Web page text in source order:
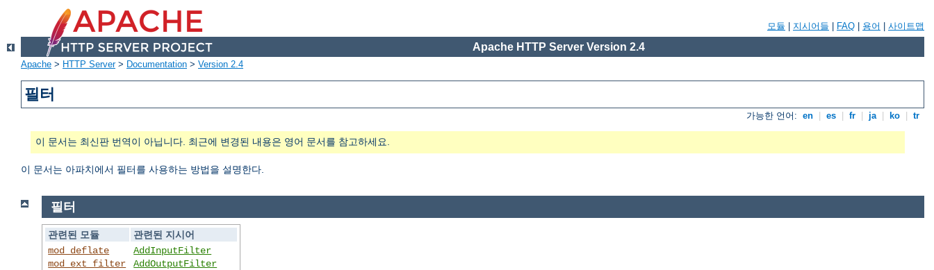
모듈 지시어들 FAQ 용어 사이트맵
Apache HTTP Server Version 2.4
Apache > HTTP Server> Documentation > Version 2.4
필터
가능한 언어: en es fr ja ko tr
이 문서는 최신판 번역이 아닙니다. 최근에 변경된 내용은 영어 문서를 참고하세요.
이 문서는 아파치에서 필터를 사용하는 방법을 설명한다.
필터
관련된 모듈
관련된 지시어
mod_deflate
mod_ext_filter
AddInputFilter
AddOutputFilter